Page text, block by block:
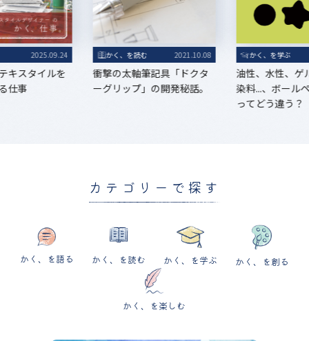
2025.09.24
キスタイルを
仕事
かく、を読む 2021.10.08
衝撃の太軸筆記具「ドクタ
ーグリップ」の開発秘話。
かく、を学ぶ
油性、水性、ゲ
染料...、ボール
ってどう違う？
カテゴリーで探す
かく、を語る かく、を読む かく、を学ぶ かく、を創る
かく、を楽しむ